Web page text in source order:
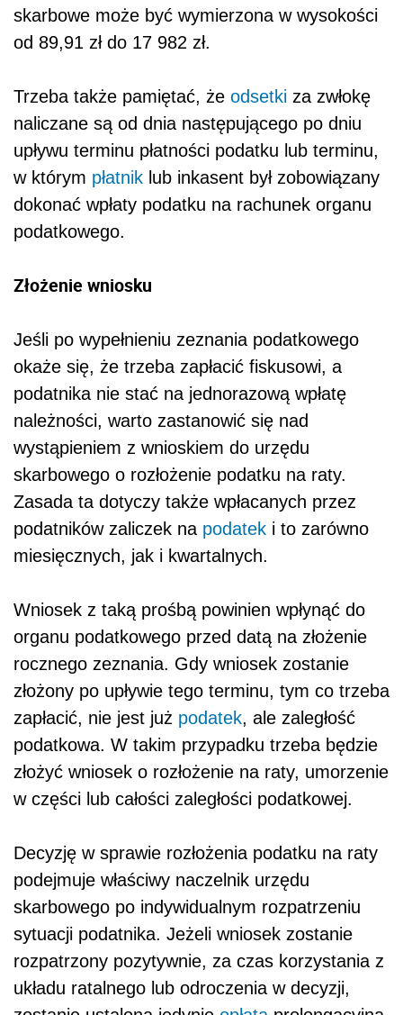
skarbowe może być wymierzona w wysokości
od 89,91 zł do 17 982 zł.
Trzeba także pamiętać, że odsetki za zwłokę
naliczane są od dnia następującego po dniu
upływu terminu płatności podatku lub terminu,
w którym płatnik lub inkasent był zobowiązany
dokonać wpłaty podatku na rachunek organu
podatkowego.
Złożenie wniosku
Jeśli po wypełnieniu zeznania podatkowego
okaże się, że trzeba zapłacić fiskusowi, a
podatnika nie stać na jednorazową wpłatę
należności, warto zastanowić się nad
wystąpieniem z wnioskiem do urzędu
skarbowego o rozłożenie podatku na raty.
Zasada ta dotyczy także wpłacanych przez
podatników zaliczek na podatek i to zarówno
miesięcznych, jak i kwartalnych.
Wniosek z taką prośbą powinien wpłynąć do
organu podatkowego przed datą na złożenie
rocznego zeznania. Gdy wniosek zostanie
złożony po upływie tego terminu, tym co trzeba
zapłacić, nie jest już podatek, ale zaległość
podatkowa. W takim przypadku trzeba będzie
złożyć wniosek o rozłożenie na raty, umorzenie
w części lub całości zaległości podatkowej.
Decyzję w sprawie rozłożenia podatku na raty
podejmuje właściwy naczelnik urzędu
skarbowego po indywidualnym rozpatrzeniu
sytuacji podatnika. Jeżeli wniosek zostanie
rozpatrzony pozytywnie, za czas korzystania z
układu ratalnego lub odroczenia w decyzji,